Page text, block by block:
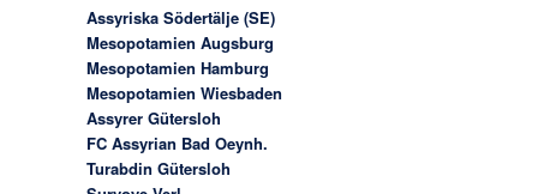
Assyriska Södertälje (SE)
Mesopotamien Augsburg
Mesopotamien Hamburg
Mesopotamien Wiesbaden
Assyrer Gütersloh
FC Assyrian Bad Oeynh.
Turabdin Gütersloh